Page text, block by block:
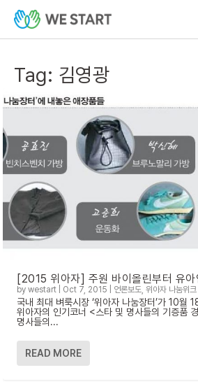
Tag: 김영광
[2015 위아자] 주원 바이올린부터 유아
by westart Oct 7, 2015 언론보도 위아자 나눔위크
국내 최대 벼룩시장 ‘위아자 나눔장터’가 10월
위아자의 인기코너 <스타 및 명사들의 기증품
명사들의...
READ MORE